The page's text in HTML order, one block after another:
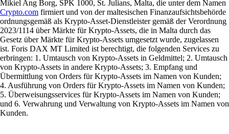
Mikiel Ang Borg, SPK 1000, St. Julians, Malta, die unter dem Namen
Crypto.com firmiert und von der maltesischen Finanzaufsichtsbehörde
ordnungsgemäß als Krypto-Asset-Dienstleister gemäß der Verordnung
2023/1114 über Märkte für Krypto-Assets, die in Malta durch das
Gesetz über Märkte für Krypto-Assets umgesetzt wurde, zugelassen
ist. Foris DAX MT Limited ist berechtigt, die folgenden Services zu
erbringen: 1. Umtausch von Krypto-Assets in Geldmittel; 2. Umtausch
von Krypto-Assets in andere Krypto-Assets; 3. Empfang und
Übermittlung von Orders für Krypto-Assets im Namen von Kunden;
4. Ausführung von Orders für Krypto-Assets im Namen von Kunden;
5. Überweisungsservices für Krypto-Assets im Namen von Kunden;
und 6. Verwahrung und Verwaltung von Krypto-Assets im Namen von
Kunden.